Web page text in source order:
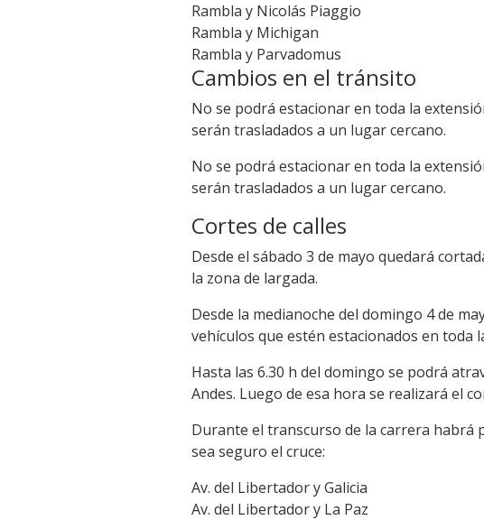
Rambla y Nicolás Piaggio
Rambla y Michigan
Rambla y Parvadomus
Cambios en el tránsito
No se podrá estacionar en toda la
serán trasladados a un lugar cercano.
No se podrá estacionar en toda la
serán trasladados a un lugar cercano.
Cortes de calles
Desde el sábado 3 de mayo quedará
la zona de largada.
Desde la medianoche del domingo 4 de
vehículos que estén estacionados en toda
Hasta las 6.30 h del domingo se podrá
Andes. Luego de esa hora se realizará el
Durante el transcurso de la carrera
sea seguro el cruce:
Av. del Libertador y Galicia
Av. del Libertador y La Paz